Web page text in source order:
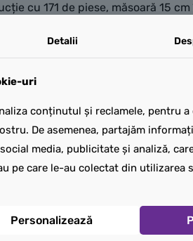
cu 171 de piese, măsoară 15
Detalii
uri
conținutul și reclamele, pentru
De asemenea, partajăm
media, publicitate și analiză,
pe care le-au colectat din utilizarea
Personalizează